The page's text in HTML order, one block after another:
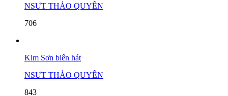
NSƯT THẢO QUYÊN
706
Kim Sơn biển hát
NSƯT THẢO QUYÊN
843